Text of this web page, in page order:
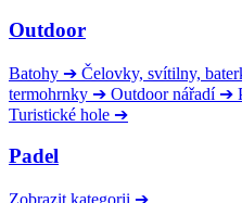
Outdoor
Batohy ➔ Čelovky, svítilny,
termohrnky ➔ Outdoor nářadí ➔
Turistické hole ➔
Padel
Zobrazit kategorii ➔